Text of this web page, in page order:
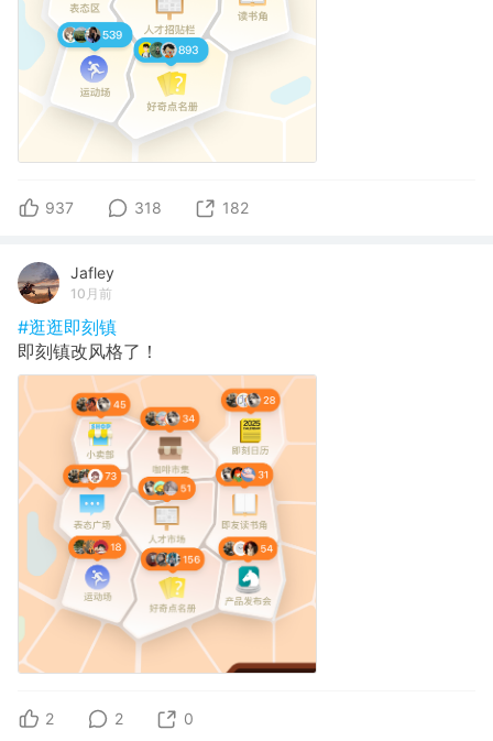
937 318 182
Jafley
10月前
#逛逛即刻镇
即刻镇改风格了！
2 2 0